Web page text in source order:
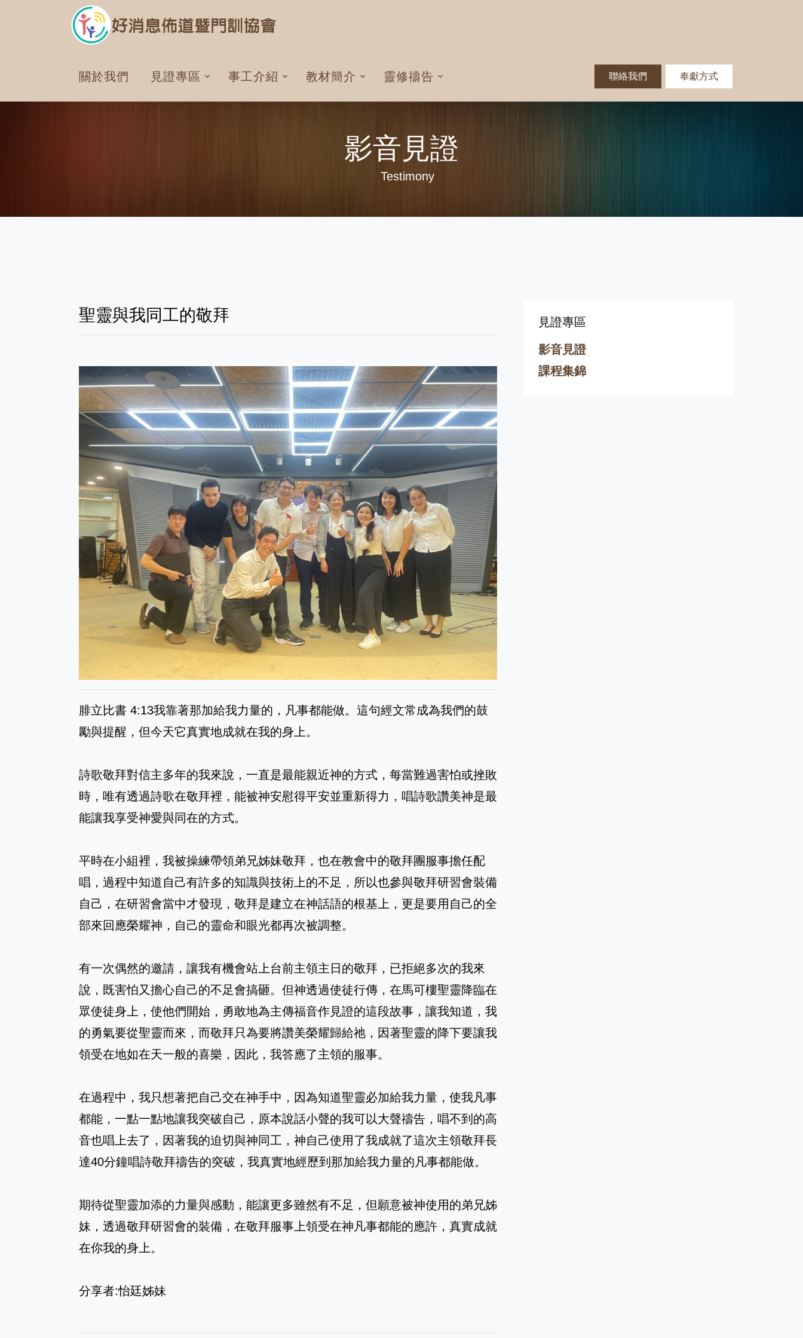
關於我們 見證專區 事工介紹 教材簡介 靈修禱告 聯絡我們 奉獻方式
影音見證
Testimony
聖靈與我同工的敬拜
腓立比書 4:13我靠著那加給我力量的，凡事都能做。這句經文常成為我們的鼓
勵與提醒，但今天它真實地成就在我的身上。
詩歌敬拜對信主多年的我來說，一直是最能親近神的方式，每當難過害怕或挫敗
時，唯有透過詩歌在敬拜裡，能被神安慰得平安並重新得力，唱詩歌讚美神是最
能讓我享受神愛與同在的方式。
平時在小組裡，我被操練帶領弟兄姊妹敬拜，也在教會中的敬拜團服事擔任配
唱，過程中知道自己有許多的知識與技術上的不足，所以也參與敬拜研習會裝備
自己，在研習會當中才發現，敬拜是建立在神話語的根基上，更是要用自己的全
部來回應榮耀神，自己的靈命和眼光都再次被調整。
有一次偶然的邀請，讓我有機會站上台前主領主日的敬拜，已拒絕多次的我來
說，既害怕又擔心自己的不足會搞砸。但神透過使徒行傳，在馬可樓聖靈降臨在
眾使徒身上，使他們開始，勇敢地為主傳福音作見證的這段故事，讓我知道，我
的勇氣要從聖靈而來，而敬拜只為要將讚美榮耀歸給祂，因著聖靈的降下要讓我
領受在地如在天一般的喜樂，因此，我答應了主領的服事。
在過程中，我只想著把自己交在神手中，因為知道聖靈必加給我力量，使我凡事
都能，一點一點地讓我突破自己，原本說話小聲的我可以大聲禱告，唱不到的高
音也唱上去了，因著我的迫切與神同工，神自己使用了我成就了這次主領敬拜長
達40分鐘唱詩敬拜禱告的突破，我真實地經歷到那加給我力量的凡事都能做。
期待從聖靈加添的力量與感動，能讓更多雖然有不足，但願意被神使用的弟兄姊
妹，透過敬拜研習會的裝備，在敬拜服事上領受在神凡事都能的應許，真實成就
在你我的身上。
分享者:怡廷姊妹
見證專區
影音見證
課程集錦